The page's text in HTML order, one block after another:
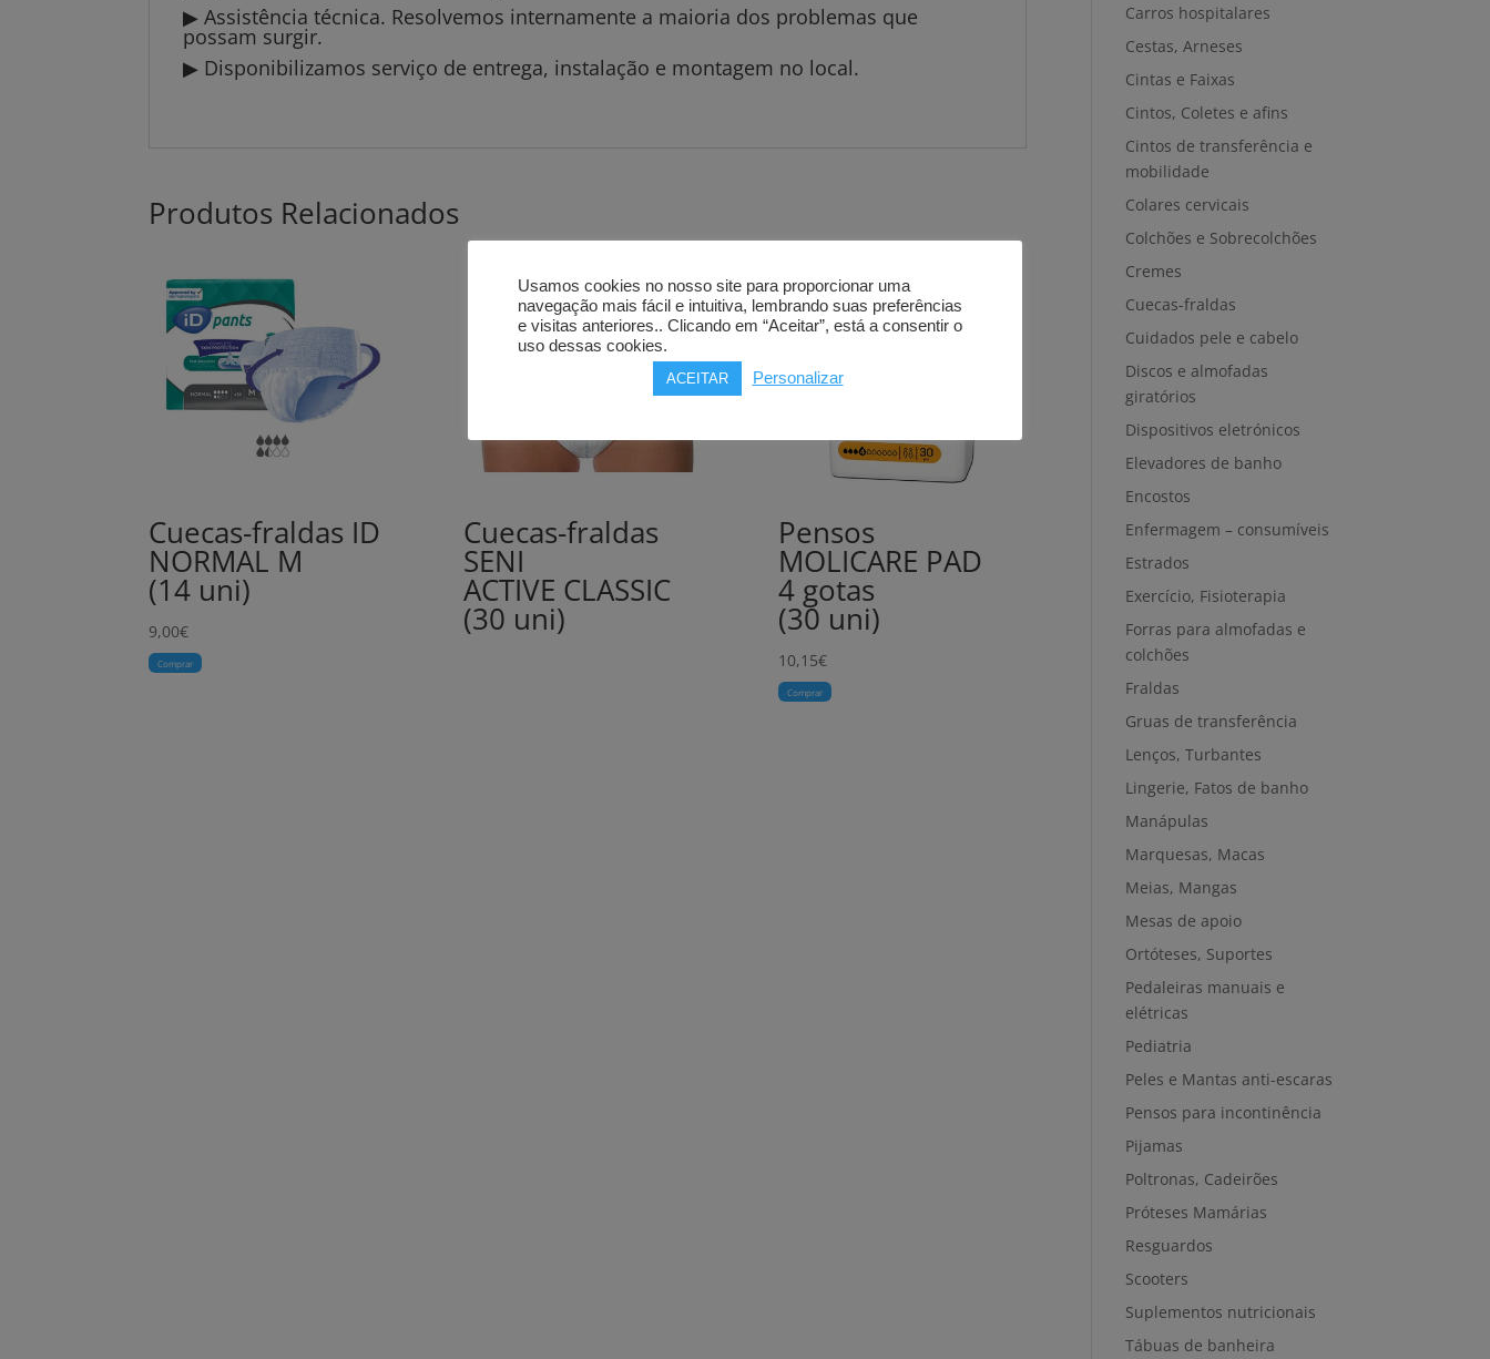
▶ Assistência técnica. Resolvemos internamente a maioria dos problemas que
possam surgir.
▶ Disponibilizamos serviço de entrega, instalação e montagem no local.
Produtos Relacionados
Cuecas-fraldas ID
NORMAL M
(14 uni)
9,00€
Comprar
Cuecas-fraldas
SENI
ACTIVE CLASSIC
(30 uni)
Pensos
MOLICARE PAD
4 gotas
(30 uni)
10,15€
Comprar
Carros hospitalares
Cestas, Arneses
Cintas e Faixas
Cintos, Coletes e afins
Cintos de transferência e
mobilidade
Colares cervicais
Colchões e Sobrecolchões
Cremes
Cuecas-fraldas
Cuidados pele e cabelo
Discos e almofadas
giratórios
Dispositivos eletrónicos
Elevadores de banho
Encostos
Enfermagem – consumíveis
Estrados
Exercício, Fisioterapia
Forras para almofadas e
colchões
Fraldas
Gruas de transferência
Lenços, Turbantes
Lingerie, Fatos de banho
Manápulas
Marquesas, Macas
Meias, Mangas
Mesas de apoio
Ortóteses, Suportes
Pedaleiras manuais e
elétricas
Pediatria
Peles e Mantas anti-escaras
Pensos para incontinência
Pijamas
Poltronas, Cadeirões
Próteses Mamárias
Resguardos
Scooters
Suplementos nutricionais
Tábuas de banheira
Usamos cookies no nosso site para proporcionar uma
navegação mais fácil e intuitiva, lembrando suas preferências
e visitas anteriores.. Clicando em “Aceitar”, está a consentir o
uso dessas cookies.
ACEITAR Personalizar